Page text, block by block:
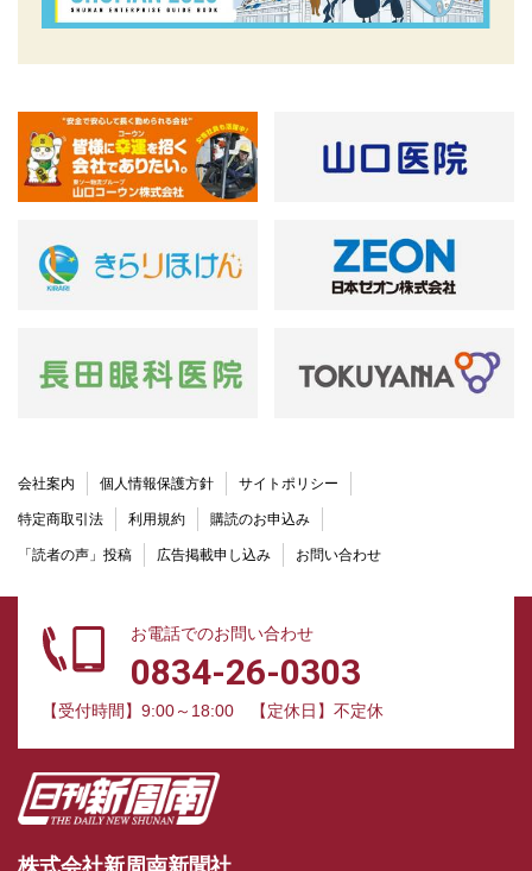
会社案内 個人情報保護方針 サイトポリシー
特定商取引法 利用規約 購読のお申込み
「読者の声」投稿 広告掲載申し込み お問い合わせ
お電話でのお問い合わせ
0834-26-0303
【受付時間】9:00～18:00 【定休日】不定休
株式会社新周南新聞社